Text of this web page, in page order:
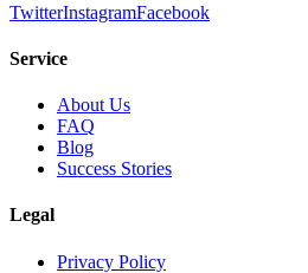
TwitterInstagramFacebook
Service
About Us
FAQ
Blog
Success Stories
Legal
Privacy Policy